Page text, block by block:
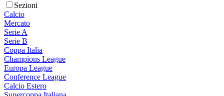
Sezioni
Calcio
Mercato
Serie A
Serie B
Coppa Italia
Champions League
Europa League
Conference League
Calcio Estero